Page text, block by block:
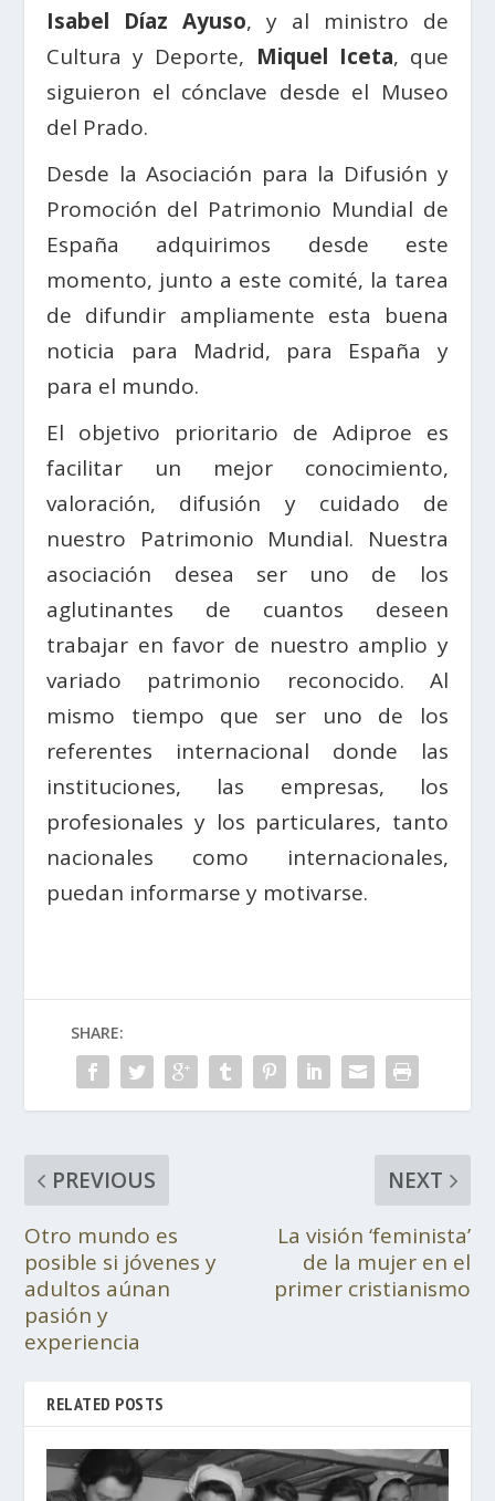
Isabel Díaz Ayuso, y al ministro de
Cultura y Deporte, Miquel Iceta, que
siguieron el cónclave desde el Museo
del Prado.
Desde la Asociación para la Difusión y
Promoción del Patrimonio Mundial de
España adquirimos desde este
momento, junto a este comité, la tarea
de difundir ampliamente esta buena
noticia para Madrid, para España y
para el mundo.
El objetivo prioritario de Adiproe es
facilitar un mejor conocimiento,
valoración, difusión y cuidado de
nuestro Patrimonio Mundial. Nuestra
asociación desea ser uno de los
aglutinantes de cuantos deseen
trabajar en favor de nuestro amplio y
variado patrimonio reconocido. Al
mismo tiempo que ser uno de los
referentes internacional donde las
instituciones, las empresas, los
profesionales y los particulares, tanto
nacionales como internacionales,
puedan informarse y motivarse.
SHARE:
PREVIOUS
Otro mundo es
posible si jóvenes y
adultos aúnan
pasión y
experiencia
NEXT
La visión ‘feminista’
de la mujer en el
primer cristianismo
RELATED POSTS